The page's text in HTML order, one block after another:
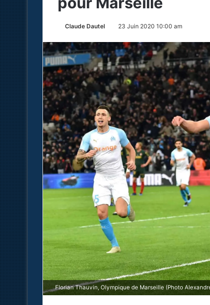
Claude Dautel 23 Juin 2020 10:00 am
Florian Thauvin, Olympique de Marseille (Photo